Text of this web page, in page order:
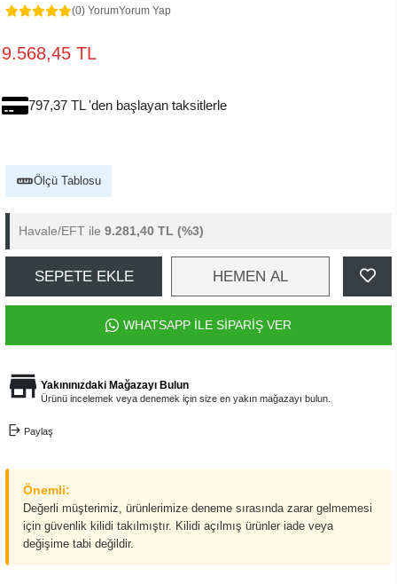
(0) YorumYorum Yap
9.568,45 TL
797,37 TL 'den başlayan taksitlerle
Ölçü Tablosu
Havale/EFT ile 9.281,40 TL (%3)
SEPETE EKLE HEMEN AL
WHATSAPP İLE SİPARİŞ VER
Yakınınızdaki Mağazayı Bulun
Ürünü incelemek veya denemek için size en yakın mağazayı bulun.
Paylaş
Önemli:
Değerli müşterimiz, ürünlerimize deneme sırasında zarar gelmemesi
için güvenlik kilidi takılmıştır. Kilidi açılmış ürünler iade veya
değişime tabi değildir.